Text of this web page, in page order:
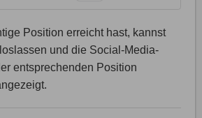
Position erreicht hast, kannst
und die Social-Media-
entsprechenden Position